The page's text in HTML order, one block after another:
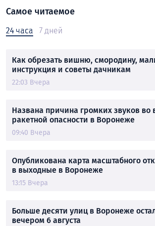
Самое читаемое
24 часа 7 дней
Как обрезать вишню, смородину,
инструкция и советы дачникам
22:03 Вчера
Названа причина громких звуков во
ракетной опасности в Воронеже
09:40 Вчера
Опубликована карта масштабного
в выходные в Воронеже
13:15 Вчера
Больше десяти улиц в Воронеже
вечером 6 августа